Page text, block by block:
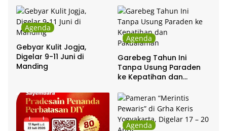
Agenda
Gebyar Kulit Jogja,
Digelar 9-11 Juni di
Manding
Agenda
Garebeg Tahun Ini
Tanpa Usung Paraden
ke Kepatihan dan
Agenda